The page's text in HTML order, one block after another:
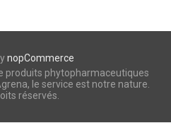
nopCommerce
produits phytopharmaceutiques
le service est notre nature.
réservés.